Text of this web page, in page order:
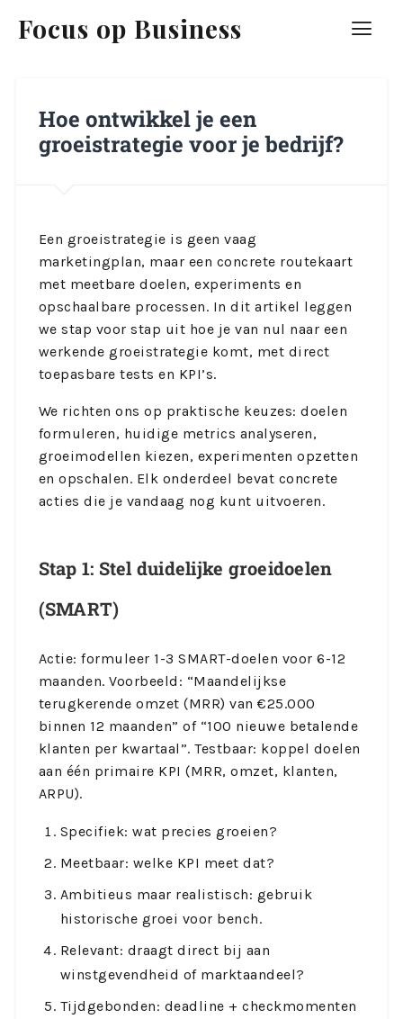
Focus op Business
Hoe ontwikkel je een
groeistrategie voor je bedrijf?
Een groeistrategie is geen vaag
marketingplan, maar een concrete routekaart
met meetbare doelen, experiments en
opschaalbare processen. In dit artikel leggen
we stap voor stap uit hoe je van nul naar een
werkende groeistrategie komt, met direct
toepasbare tests en KPI’s.
We richten ons op praktische keuzes: doelen
formuleren, huidige metrics analyseren,
groeimodellen kiezen, experimenten opzetten
en opschalen. Elk onderdeel bevat concrete
acties die je vandaag nog kunt uitvoeren.
Stap 1: Stel duidelijke groeidoelen
(SMART)
Actie: formuleer 1-3 SMART-doelen voor 6-12
maanden. Voorbeeld: “Maandelijkse
terugkerende omzet (MRR) van €25.000
binnen 12 maanden” of “100 nieuwe betalende
klanten per kwartaal”. Testbaar: koppel doelen
aan één primaire KPI (MRR, omzet, klanten,
ARPU).
Specifiek: wat precies groeien?
Meetbaar: welke KPI meet dat?
Ambitieus maar realistisch: gebruik
historische groei voor bench.
Relevant: draagt direct bij aan
winstgevendheid of marktaandeel?
Tijdgebonden: deadline + checkmomenten